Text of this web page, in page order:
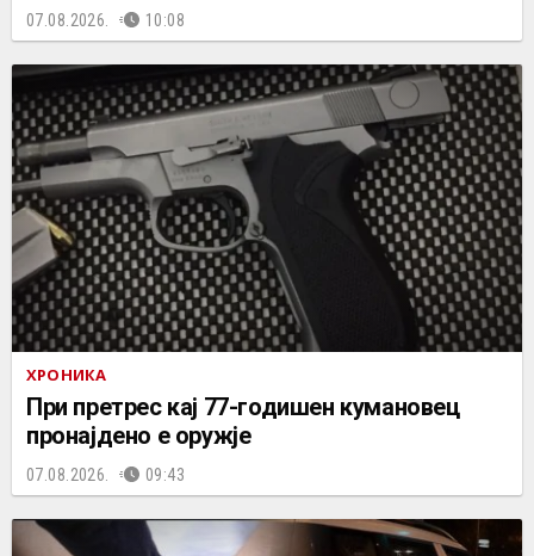
07.08.2026. 10:08
ХРОНИКА
При претрес кај 77-годишен кумановец
пронајдено е оружје
07.08.2026. 09:43